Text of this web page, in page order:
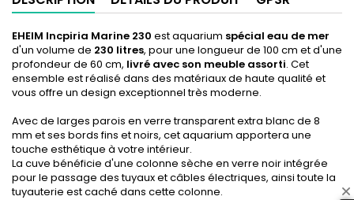
EHEIM Incpiria Marine 230 est aquarium spécial eau de mer
d'un volume de 230 litres, pour une longueur de 100 cm et d'une
profondeur de 60 cm, livré avec son meuble assorti. Cet
ensemble est réalisé dans des matériaux de haute qualité et
vous offre un design exceptionnel très moderne.
Avec de larges parois en verre transparent extra blanc de 8
mm et ses bords fins et noirs, cet aquarium apportera une
touche esthétique à votre intérieur.
La cuve bénéficie d'une colonne sèche en verre noir intégrée
pour le passage des tuyaux et câbles électriques, ainsi toute la
tuyauterie est caché dans cette colonne.